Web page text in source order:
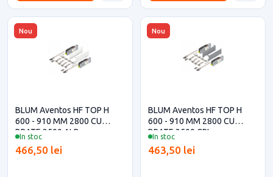
Nou
In stoc
BLUM Aventos HF TOP H
600 - 910 MM 2800 CU
BRATE 3500 ALB
466,50 lei
Nou
In stoc
BLUM Aventos HF TOP H
600 - 910 MM 2800 CU
BRATE 3500 GRI
463,50 lei